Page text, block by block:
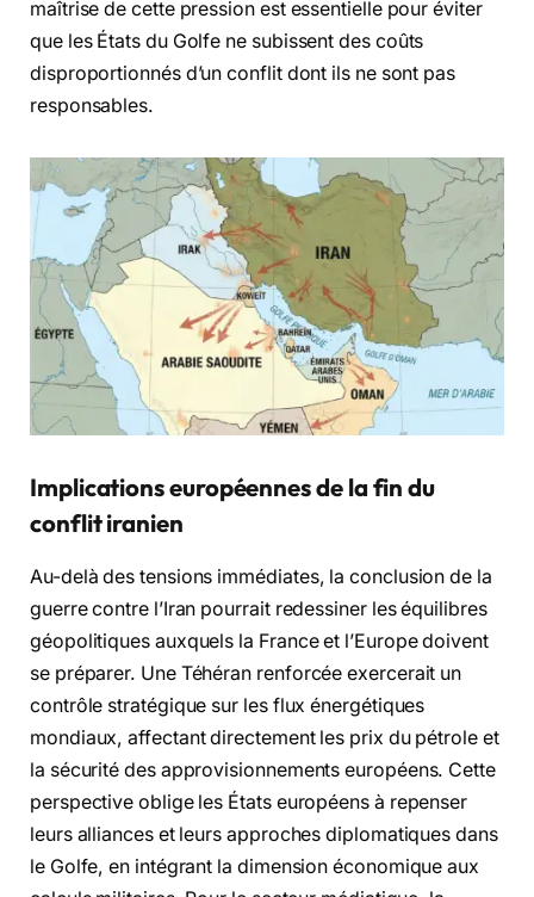
maîtrise de cette pression est essentielle pour éviter
que les États du Golfe ne subissent des coûts
disproportionnés d’un conflit dont ils ne sont pas
responsables.
Implications européennes de la fin du
conflit iranien
Au-delà des tensions immédiates, la conclusion de la
guerre contre l’Iran pourrait redessiner les équilibres
géopolitiques auxquels la France et l’Europe doivent
se préparer. Une Téhéran renforcée exercerait un
contrôle stratégique sur les flux énergétiques
mondiaux, affectant directement les prix du pétrole et
la sécurité des approvisionnements européens. Cette
perspective oblige les États européens à repenser
leurs alliances et leurs approches diplomatiques dans
le Golfe, en intégrant la dimension économique aux